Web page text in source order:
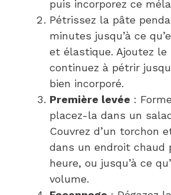
puis incorporez ce
Pétrissez la pâte
minutes jusqu’à ce
et élastique. Ajoutez
continuez à pétrir
bien incorporé.
Première levée :
placez-la dans un
Couvrez d’un torchon
dans un endroit chaud
heure, ou jusqu’à ce
volume.